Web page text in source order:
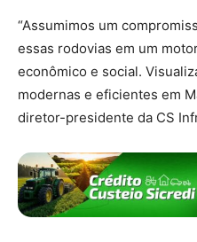
“Assumimos um
essas rodovias em um
econômico e social.
modernas e eficientes em
diretor-presidente da CS